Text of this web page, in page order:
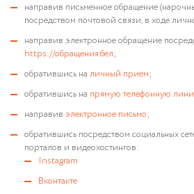
направив письменное обращение
посредством почтовой связи, в ходе
направив электронное обращение
https://обращения.бел;
обратившись на личный прием;
обратившись на прямую телефонную
направив электронное письмо;
обратившись посредством социальных
порталов и видеохостингов:
Instagram
Вконтакте